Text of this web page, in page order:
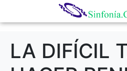
LA DIFÍCIL